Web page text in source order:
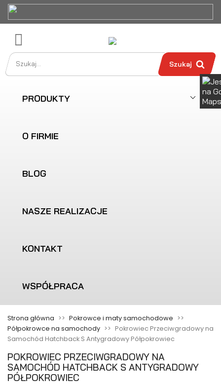

Szukaj
PRODUKTY
O FIRMIE
BLOG
NASZE REALIZACJE
KONTAKT
WSPÓŁPRACA
Strona główna
Pokrowce i maty samochodowe
Półpokrowce na samochody
Pokrowiec Przeciwgradowy na
Samochód Hatchback S Antygradowy Półpokrowiec
POKROWIEC PRZECIWGRADOWY NA
SAMOCHÓD HATCHBACK S ANTYGRADOWY
PÓŁPOKROWIEC